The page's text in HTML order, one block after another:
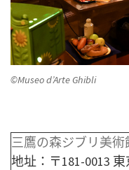
©Museo d’Arte Ghibli
三鷹の森ジブリ美術
地址：〒181-0013